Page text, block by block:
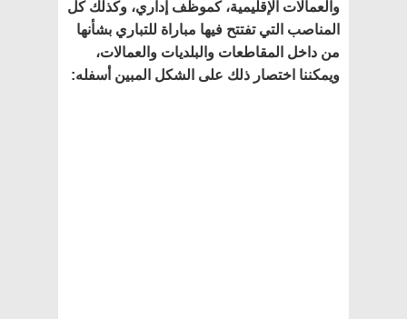
والعمالات الإقليمية، كموظف إداري، وكذلك كل
المناصب التي تفتتح فيها مباراة للتباري بشأنها
من داخل المقاطعات والبلديات والعمالات،
ويمكننا اختصار ذلك على الشكل المبين أسفله: